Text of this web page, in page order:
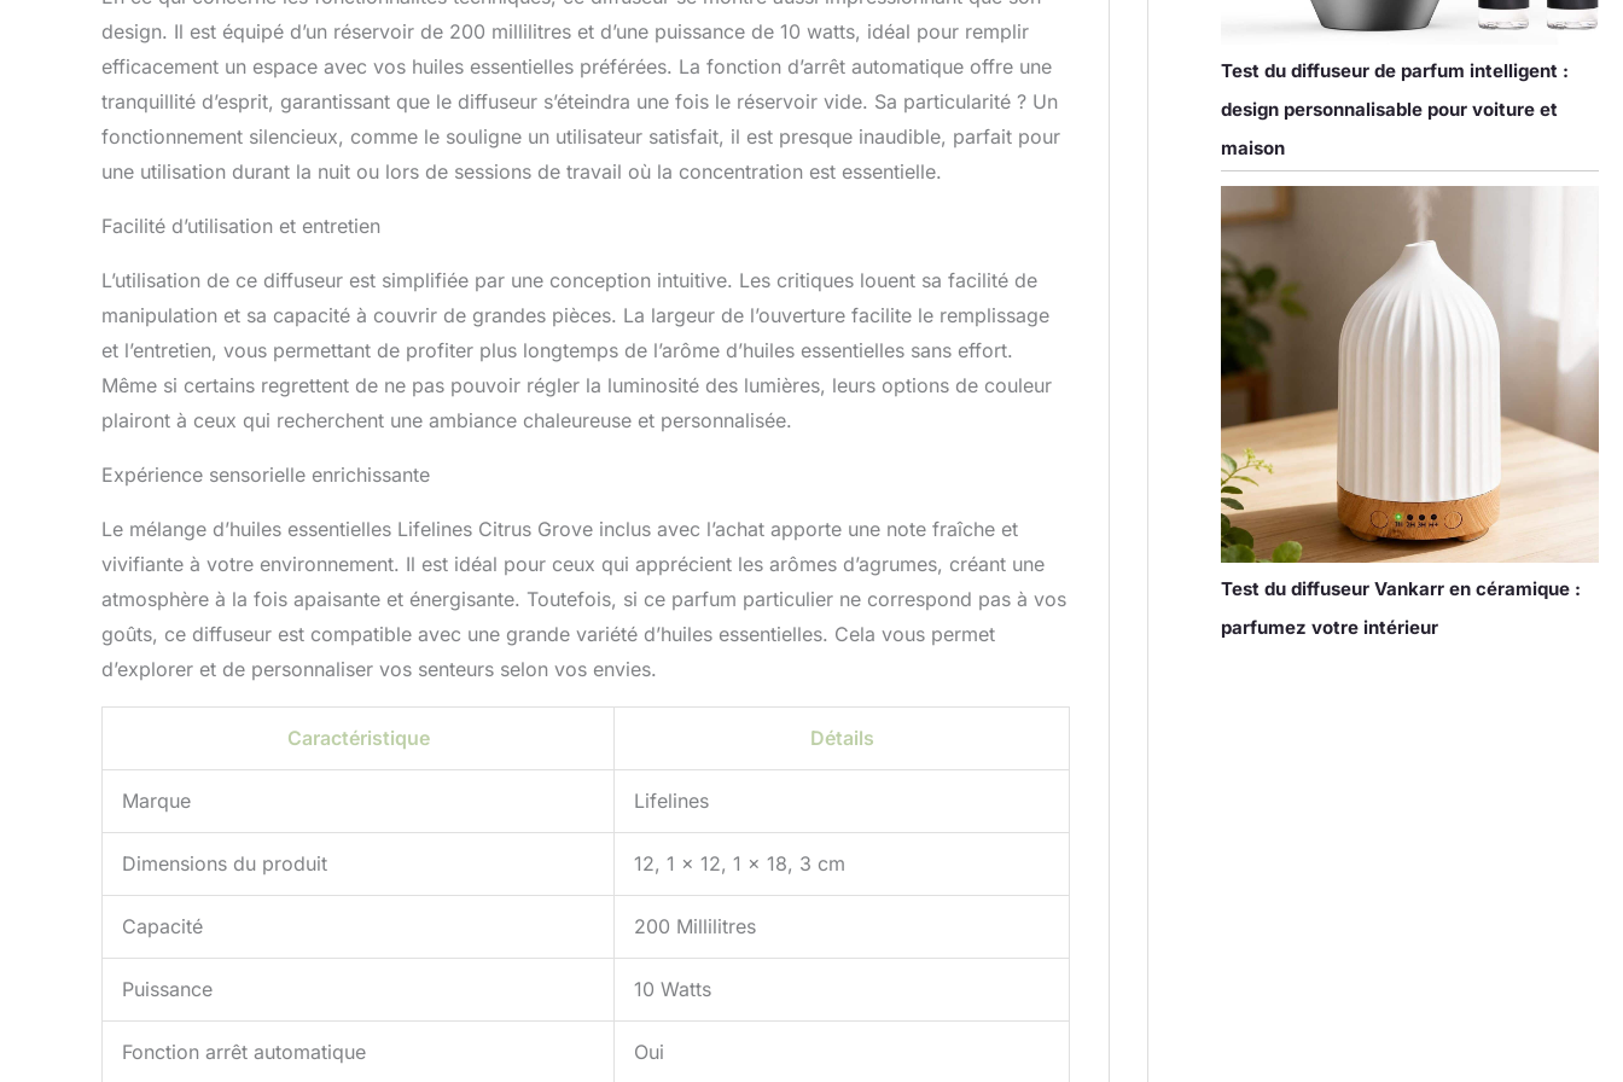
effort et amusante. Découvrez les outils conçus pour vous aider à
calmer votre esprit et à améliorer votre humeur, à tout moment,
n'importe où.
design. Il est équipé d’un réservoir de 200 millilitres et d’une puissance de 10 watts, idéal pour remplir
efficacement un espace avec vos huiles essentielles préférées. La fonction d’arrêt automatique offre une
tranquillité d’esprit, garantissant que le diffuseur s’éteindra une fois le réservoir vide. Sa particularité ? Un
fonctionnement silencieux, comme le souligne un utilisateur satisfait, il est presque inaudible, parfait pour
une utilisation durant la nuit ou lors de sessions de travail où la concentration est essentielle.
Facilité d’utilisation et entretien
L’utilisation de ce diffuseur est simplifiée par une conception intuitive. Les critiques louent sa facilité de
manipulation et sa capacité à couvrir de grandes pièces. La largeur de l’ouverture facilite le remplissage
et l’entretien, vous permettant de profiter plus longtemps de l’arôme d’huiles essentielles sans effort.
Même si certains regrettent de ne pas pouvoir régler la luminosité des lumières, leurs options de couleur
plairont à ceux qui recherchent une ambiance chaleureuse et personnalisée.
Expérience sensorielle enrichissante
Le mélange d’huiles essentielles Lifelines Citrus Grove inclus avec l’achat apporte une note fraîche et
vivifiante à votre environnement. Il est idéal pour ceux qui apprécient les arômes d’agrumes, créant une
atmosphère à la fois apaisante et énergisante. Toutefois, si ce parfum particulier ne correspond pas à vos
goûts, ce diffuseur est compatible avec une grande variété d’huiles essentielles. Cela vous permet
d’explorer et de personnaliser vos senteurs selon vos envies.
Caractéristique Détails
Marque Lifelines
Dimensions du produit 12, 1 x 12, 1 x 18, 3 cm
Capacité 200 Millilitres
Puissance 10 Watts
Fonction arrêt automatique Oui
Test du diffuseur de parfum intelligent :
design personnalisable pour voiture et
maison
Test du diffuseur Vankarr en céramique :
parfumez votre intérieur